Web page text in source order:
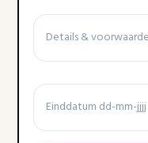
Details
voorwaarden
Einddatum